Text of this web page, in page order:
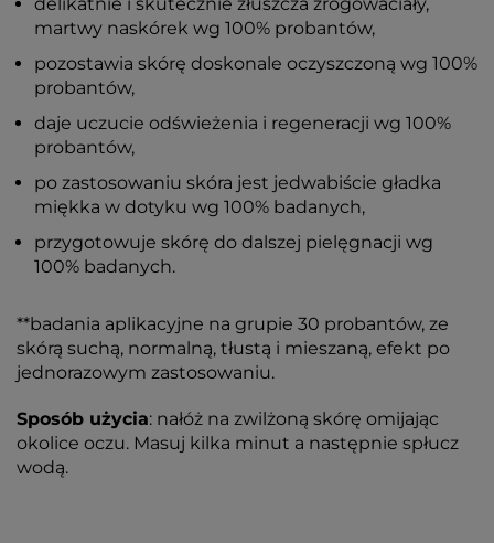
martwy naskórek wg 100% probantów,
pozostawia skórę doskonale oczyszczoną wg 100%
probantów,
daje uczucie odświeżenia i regeneracji wg 100%
probantów,
po zastosowaniu skóra jest jedwabiście gładka
miękka w dotyku wg 100% badanych,
przygotowuje skórę do dalszej pielęgnacji wg
100% badanych.
**badania aplikacyjne na grupie 30 probantów, ze
skórą suchą, normalną, tłustą i mieszaną, efekt po
jednorazowym zastosowaniu.
Sposób użycia: nałóż na zwilżoną skórę omijając
okolice oczu. Masuj kilka minut a następnie spłucz
wodą.